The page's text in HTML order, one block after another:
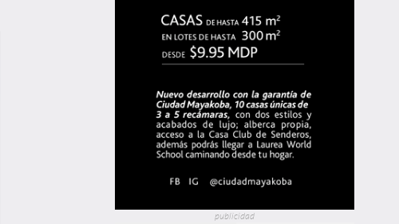
publicidad